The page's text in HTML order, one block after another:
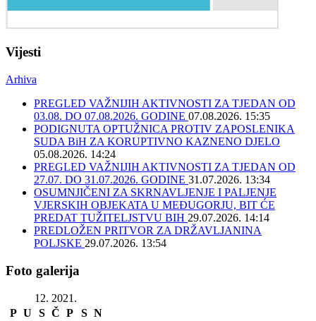
Vijesti
Arhiva
PREGLED VAŽNIJIH AKTIVNOSTI ZA TJEDAN OD
03.08. DO 07.08.2026. GODINE 07.08.2026. 15:35
PODIGNUTA OPTUŽNICA PROTIV ZAPOSLENIKA
SUDA BiH ZA KORUPTIVNO KAZNENO DJELO
05.08.2026. 14:24
PREGLED VAŽNIJIH AKTIVNOSTI ZA TJEDAN OD
27.07. DO 31.07.2026. GODINE 31.07.2026. 13:34
OSUMNJIČENI ZA SKRNAVLJENJE I PALJENJE
VJERSKIH OBJEKATA U MEĐUGORJU, BIT ĆE
PREDAT TUŽITELJSTVU BIH 29.07.2026. 14:14
PREDLOŽEN PRITVOR ZA DRŽAVLJANINA
POLJSKE 29.07.2026. 13:54
Foto galerija
12. 2021.
P U S Č P S N